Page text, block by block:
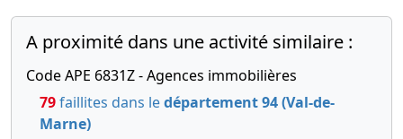
A proximité dans une activité similaire :
Code APE 6831Z - Agences immobilières
79faillites dans ledépartement 94 (Val-de-
Marne)